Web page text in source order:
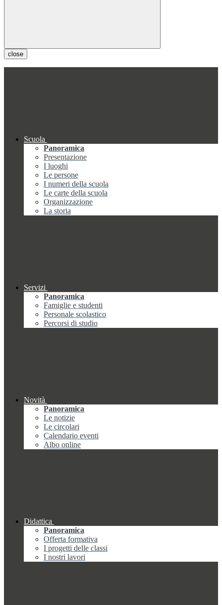
close
Scuola
Panoramica
Presentazione
I luoghi
Le persone
I numeri della scuola
Le carte della scuola
Organizzazione
La storia
Servizi
Panoramica
Famiglie e studenti
Personale scolastico
Percorsi di studio
Novità
Panoramica
Le notizie
Le circolari
Calendario eventi
Albo online
Didattica
Panoramica
Offerta formativa
I progetti delle classi
I nostri lavori